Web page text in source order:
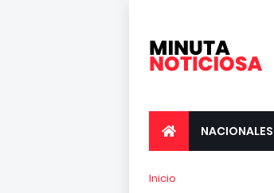
NACIONALES
Inicio